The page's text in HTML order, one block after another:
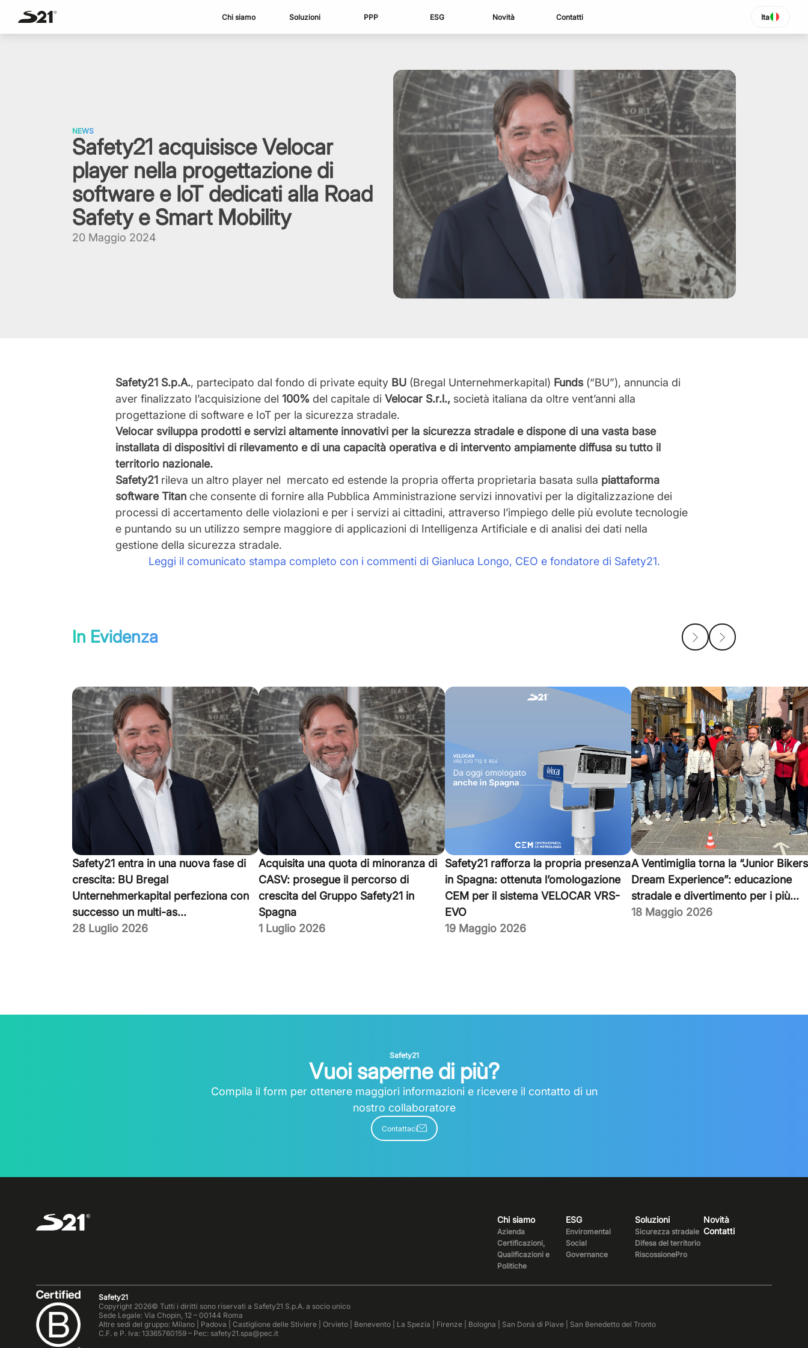
Chi siamo Soluzioni PPP ESG Novità Contatti Ita
English
Español
Portuguese
NEWS
Safety21 acquisisce Velocar
player nella progettazione di
software e IoT dedicati alla Road
Safety e Smart Mobility
20 Maggio 2024
Safety21 S.p.A., partecipato dal fondo di private equity BU (Bregal Unternehmerkapital) Funds(“BU”), annuncia di
aver finalizzato l’acquisizione del 100% del capitale di Velocar S.r.l., società italiana da oltre vent’anni alla
progettazione di software e IoT per la sicurezza stradale.
Velocar sviluppa prodotti e servizi altamente innovativi per la sicurezza stradale e dispone di una vasta base
installata di dispositivi di rilevamento e di una capacità operativa e di intervento ampiamente diffusa su tutto il
territorio nazionale.
Safety21 rileva un altro player nel mercato ed estende la propria offerta proprietaria basata sulla piattaforma
software Titan che consente di fornire alla Pubblica Amministrazione servizi innovativi per la digitalizzazione dei
processi di accertamento delle violazioni e per i servizi ai cittadini, attraverso l’impiego delle più evolute tecnologie
e puntando su un utilizzo sempre maggiore di applicazioni di Intelligenza Artificiale e di analisi dei dati nella
gestione della sicurezza stradale.
Leggi il comunicato stampa completo con i commenti di Gianluca Longo, CEO e fondatore di Safety21.
In Evidenza
Safety21 entra in una nuova fase di
crescita: BU Bregal
Unternehmerkapital perfeziona con
successo un multi-as...
28 Luglio 2026
Acquisita una quota di minoranza di
CASV: prosegue il percorso di
crescita del Gruppo Safety21 in
Spagna
1 Luglio 2026
Safety21 rafforza la propria presenza
in Spagna: ottenuta l’omologazione
CEM per il sistema VELOCAR VRS-
EVO
19 Maggio 2026
A Ventimiglia torna la “Junior
Dream Experience”: educazione
stradale e divertimento per i più...
18 Maggio 2026
Safety21
Vuoi saperne di più?
Compila il form per ottenere maggiori informazioni e ricevere il contatto di un
nostro collaboratore
Contattaci
Chi siamo
Azienda
Certificazioni,
Qualificazioni e
Politiche
ESG
Enviromental
Social
Governance
Soluzioni
Sicurezza stradale
Difesa del territorio
RiscossionePro
Novità
Contatti
Safety21
Copyright 2026© Tutti i diritti sono riservati a Safety21 S.p.A. a socio unico
Sede Legale: Via Chopin, 12 – 00144 Roma
Altre sedi del gruppo: Milano | Padova | Castiglione delle Stiviere | Orvieto | Benevento | La Spezia | Firenze | Bologna | San Donà di Piave | San Benedetto del Tronto
C.F. e P. Iva: 13365760159 – Pec: safety21.spa@pec.it